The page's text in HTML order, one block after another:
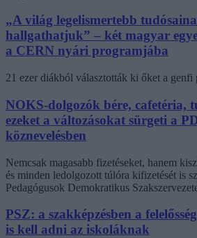
„A világ legelismertebb
hallgathatjuk” – két magyar
a CERN nyári programjába
21 ezer diákból választották ki őket a genfi
NOKS-dolgozók bére, cafetéria,
ezeket a változásokat sürgeti a
köznevelésben
Nemcsak magasabb fizetéseket, hanem
és minden ledolgozott túlóra kifizetését is
Pedagógusok Demokratikus
PSZ: a szakképzésben a
is kell adni az iskoláknak